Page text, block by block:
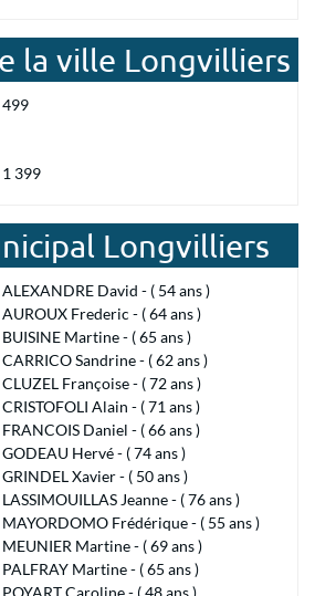
la ville Longvilliers
499
1 399
Longvilliers
ALEXANDRE David - ( 54 ans )
AUROUX Frederic - ( 64 ans )
BUISINE Martine - ( 65 ans )
CARRICO Sandrine - ( 62 ans )
CLUZEL Françoise - ( 72 ans )
CRISTOFOLI Alain - ( 71 ans )
FRANCOIS Daniel - ( 66 ans )
GODEAU Hervé - ( 74 ans )
GRINDEL Xavier - ( 50 ans )
LASSIMOUILLAS Jeanne - ( 76 ans )
MAYORDOMO Frédérique - ( 55 ans )
MEUNIER Martine - ( 69 ans )
PALFRAY Martine - ( 65 ans )
POYART Caroline - ( 48 ans )